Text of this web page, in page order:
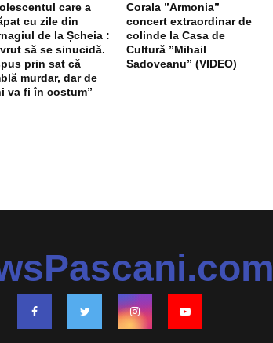
care a
cu zile din
de la Șcheia :
vrut să se sinucidă.
prin sat că
murdar, dar de
va fi în costum”
Corala ”Armonia”
concert extraordinar de
colinde la Casa de
Cultură ”Mihail
Sadoveanu” (VIDEO)